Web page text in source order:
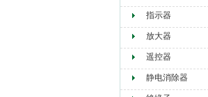
指示器
放大器
遥控器
静电消除器